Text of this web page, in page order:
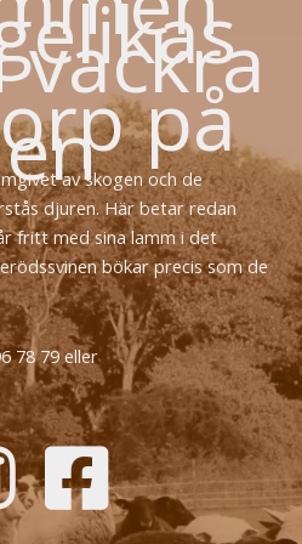
vackra
på
av skogen och de
djuren. Här betar redan
fritt med sina lamm i det
bökar precis som de
78 79 eller